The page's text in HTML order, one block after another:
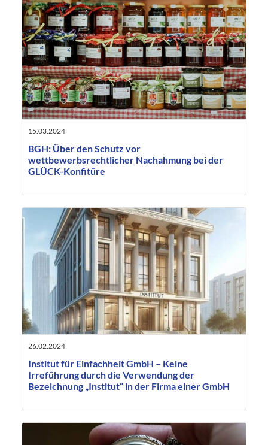
15.03.2024
BGH: Über den Schutz vor
wettbewerbsrechtlicher Nachahmung bei der
GLÜCK-Konfitüre
26.02.2024
Institut für Einfachheit GmbH – Keine
Irreführung durch die Verwendung der
Bezeichnung „Institut“ in der Firma einer GmbH